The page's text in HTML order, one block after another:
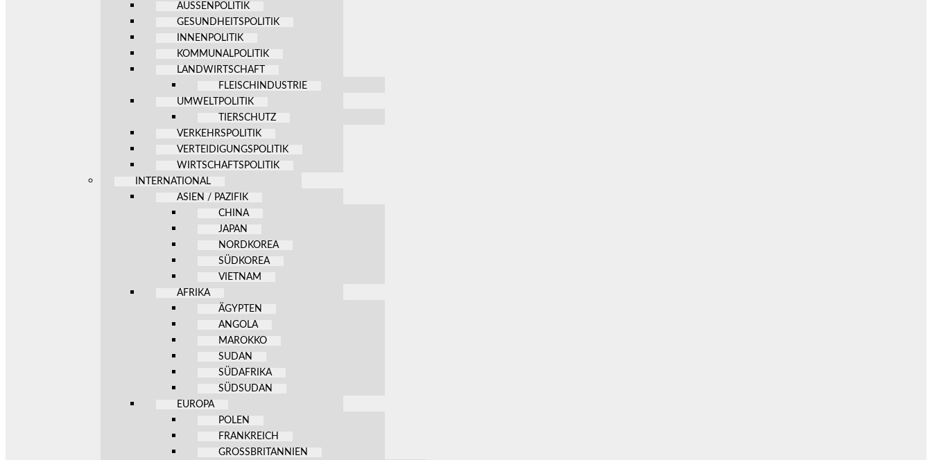
AUSSENPOLITIK
GESUNDHEITSPOLITIK
INNENPOLITIK
KOMMUNALPOLITIK
LANDWIRTSCHAFT
FLEISCHINDUSTRIE
UMWELTPOLITIK
TIERSCHUTZ
VERKEHRSPOLITIK
VERTEIDIGUNGSPOLITIK
WIRTSCHAFTSPOLITIK
INTERNATIONAL
ASIEN / PAZIFIK
CHINA
JAPAN
NORDKOREA
SÜDKOREA
VIETNAM
AFRIKA
ÄGYPTEN
ANGOLA
MAROKKO
SUDAN
SÜDAFRIKA
SÜDSUDAN
EUROPA
POLEN
FRANKREICH
GROSSBRITANNIEN